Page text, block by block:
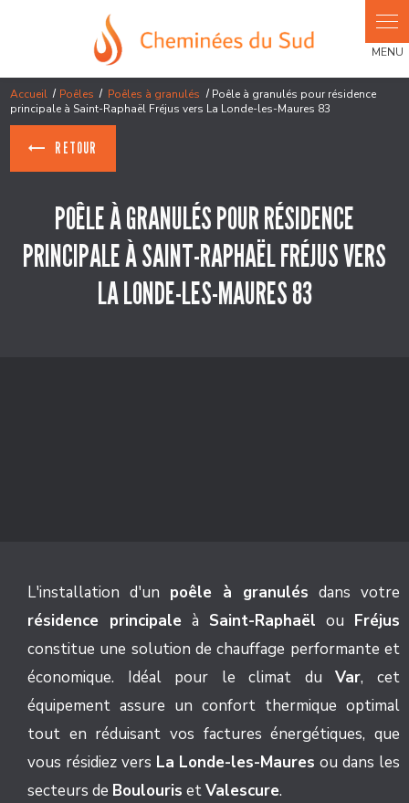
Accueil Poêles Poêles à granulés
Poêle à granulés pour résidence
principale à Saint-Raphaël Fréjus vers La Londe-les-Maures 83
RETOUR
POÊLE À GRANULÉS POUR RÉSIDENCE
PRINCIPALE À SAINT-RAPHAËL FRÉJUS VERS
LA LONDE-LES-MAURES 83
L'installation d'un poêle à granulés dans votre
résidence principale à Saint-Raphaël ou Fréjus
constitue une solution de chauffage performante et
économique. Idéal pour le climat duVar, cet
équipement assure un confort thermique optimal
tout en réduisant vos factures énergétiques, que
vous résidiez vers La Londe-les-Maures ou dans les
secteurs de Boulouris etValescure.
Panneau de gestion des cookies